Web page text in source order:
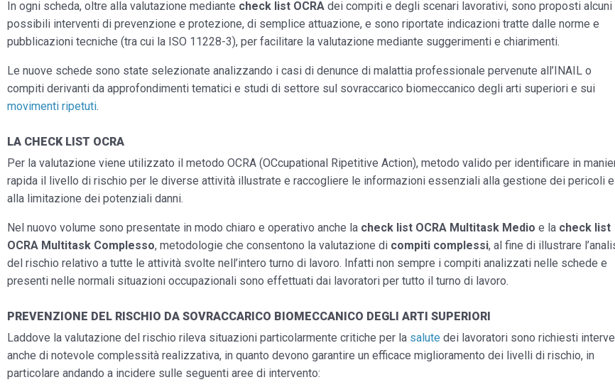
In ogni scheda, oltre alla valutazione mediante check list OCRA dei compiti e degli scenari lavorativi, sono proposti alcuni
possibili interventi di prevenzione e protezione, di semplice attuazione, e sono riportate indicazioni tratte dalle norme e
pubblicazioni tecniche (tra cui la ISO 11228-3), per facilitare la valutazione mediante suggerimenti e chiarimenti.
Le nuove schede sono state selezionate analizzando i casi di denunce di malattia professionale pervenute all’INAIL o
compiti derivanti da approfondimenti tematici e studi di settore sul sovraccarico biomeccanico degli arti superiori e sui
movimenti ripetuti.
LA CHECK LIST OCRA
Per la valutazione viene utilizzato il metodo OCRA (OCcupational Ripetitive Action), metodo valido per identificare in
rapida il livello di rischio per le diverse attività illustrate e raccogliere le informazioni essenziali alla gestione dei pericoli e
alla limitazione dei potenziali danni.
Nel nuovo volume sono presentate in modo chiaro e operativo anche la check list OCRA Multitask Medio e la check list
OCRA Multitask Complesso, metodologie che consentono la valutazione di compiti complessi, al fine di illustrare
del rischio relativo a tutte le attività svolte nell’intero turno di lavoro. Infatti non sempre i compiti analizzati nelle schede e
presenti nelle normali situazioni occupazionali sono effettuati dai lavoratori per tutto il turno di lavoro.
PREVENZIONE DEL RISCHIO DA SOVRACCARICO BIOMECCANICO DEGLI ARTI SUPERIORI
Laddove la valutazione del rischio rileva situazioni particolarmente critiche per la salute dei lavoratori sono richiesti
anche di notevole complessità realizzativa, in quanto devono garantire un efficace miglioramento dei livelli di rischio, in
particolare andando a incidere sulle seguenti aree di intervento: